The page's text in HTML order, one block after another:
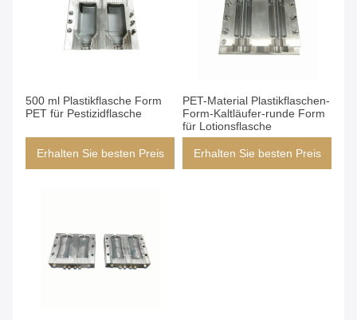
500 ml Plastikflasche Form
PET für Pestizidflasche
Erhalten Sie besten Preis
PET-Material Plastikflaschen-
Form-Kaltläufer-runde Form
für Lotionsflasche
Erhalten Sie besten Preis